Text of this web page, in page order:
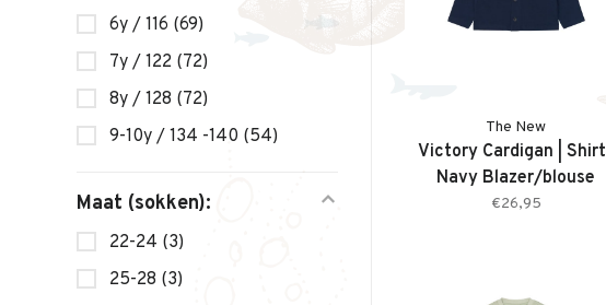
6y / 116 (69)
7y / 122 (72)
8y / 128 (72)
9-10y / 134 -140 (54)
Maat (sokken):
22-24 (3)
25-28 (3)
The New
Victory Cardigan | Shirt |
Navy Blazer/blouse
€26,95